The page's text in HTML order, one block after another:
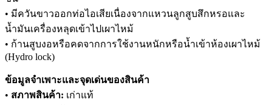
• มีควันขาวออกท่อไอเสียเนื่องจากแหวนลูกสูบสึกหรอและ
น้ำมันเครื่องหลุดเข้าไปเผาไหม้
• ก้านสูบงอหรือคดจากการใช้งานหนักหรือน้ำเข้าห้องเผาไหม้
(Hydro lock)
ข้อมูลจำเพาะและจุดเด่นของสินค้า
• สภาพสินค้า: เก่าแท้